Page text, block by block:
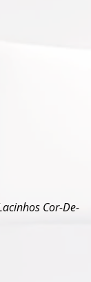
Cor-De-